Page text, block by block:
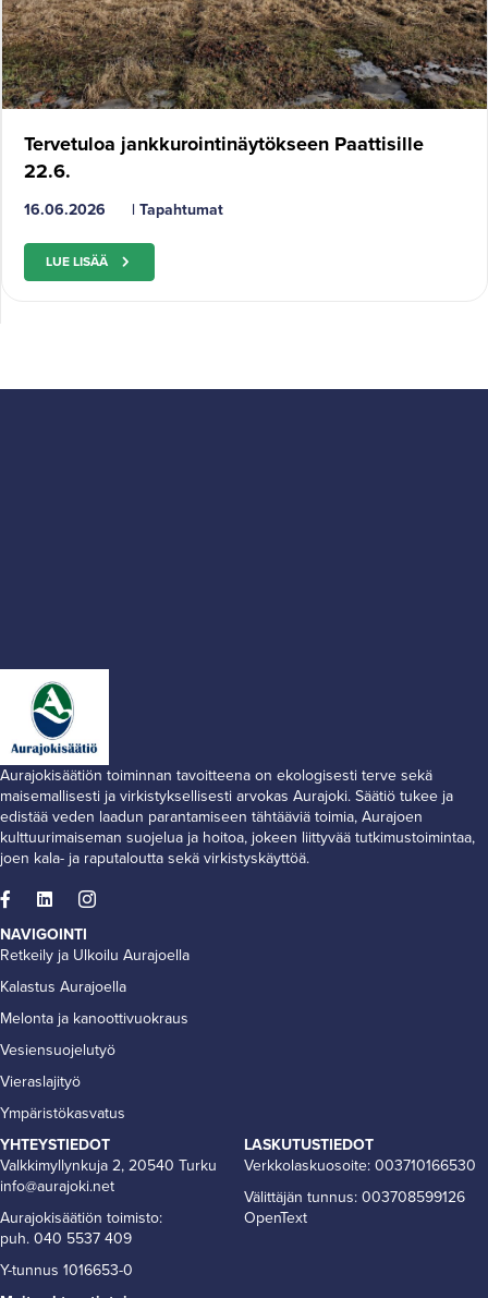
Tervetuloa jankkurointinäytökseen Paattisille
22.6.
16.06.2026 | Tapahtumat
LUE LISÄÄ
Aurajokisäätiön toiminnan tavoitteena on ekologisesti terve sekä
maisemallisesti ja virkistyksellisesti arvokas Aurajoki. Säätiö tukee ja
edistää veden laadun parantamiseen tähtääviä toimia, Aurajoen
kulttuurimaiseman suojelua ja hoitoa, jokeen liittyvää tutkimustoimintaa,
joen kala- ja raputaloutta sekä virkistyskäyttöä.
NAVIGOINTI
Retkeily ja Ulkoilu Aurajoella
Kalastus Aurajoella
Melonta ja kanoottivuokraus
Vesiensuojelutyö
Vieraslajityö
Ympäristökasvatus
YHTEYSTIEDOT
Valkkimyllynkuja 2, 20540 Turku
info@aurajoki.net
Aurajokisäätiön toimisto:
puh. 040 5537 409
Y-tunnus 1016653-0
LASKUTUSTIEDOT
Verkkolaskuosoite: 003710166530
Välittäjän tunnus: 003708599126
OpenText